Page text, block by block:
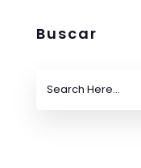
Buscar